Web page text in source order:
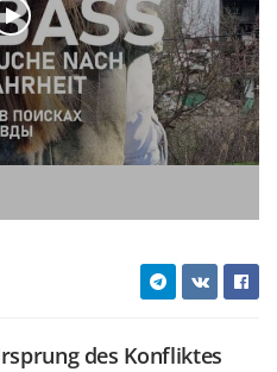
des Konfliktes